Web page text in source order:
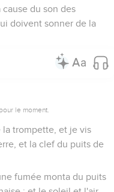
du son des
doivent sonner de la
le moment.
trompette, et je vis
et la clef du puits de
fumée monta du puits